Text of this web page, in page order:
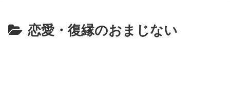
恋愛・復縁のおまじない